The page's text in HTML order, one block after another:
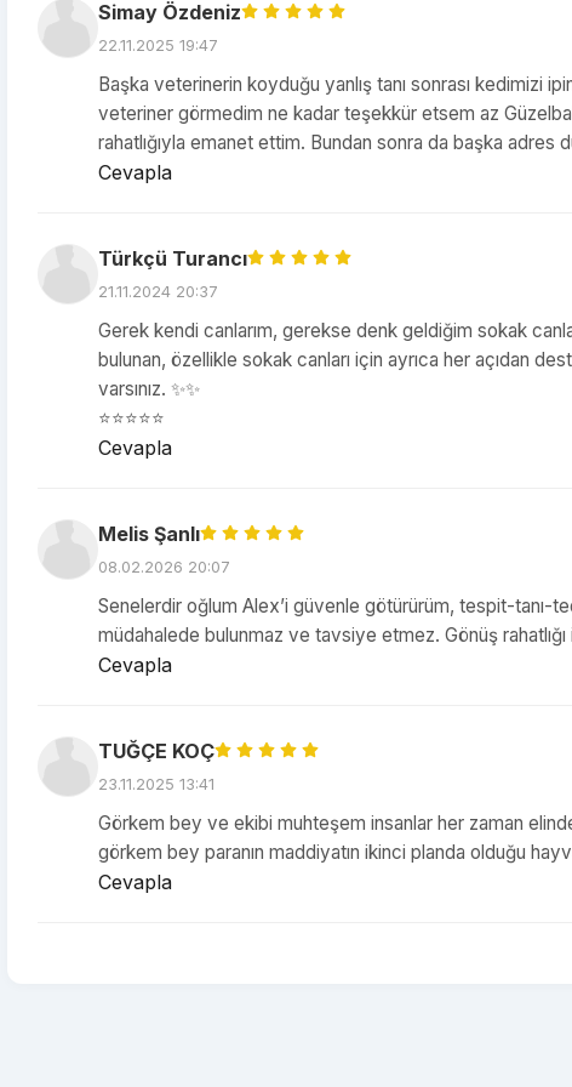
Simay Özdeniz
22.11.2025 19:47
Başka veterinerin koyduğu yanlış tanı sonrası kedimizi
veteriner görmedim ne kadar teşekkür etsem az
rahatlığıyla emanet ettim. Bundan sonra da başka adres
Cevapla
Türkçü Turancı
21.11.2024 20:37
Gerek kendi canlarım, gerekse denk geldiğim sokak
bulunan, özellikle sokak canları için ayrıca her açıdan
varsınız. ✨✨
⭐⭐⭐⭐⭐
Cevapla
Melis Şanlı
08.02.2026 20:07
Senelerdir oğlum Alex’i güvenle götürürüm, tespit-
müdahalede bulunmaz ve tavsiye etmez. Gönüş rahatlığı
Cevapla
TUĞÇE KOÇ
23.11.2025 13:41
Görkem bey ve ekibi muhteşem insanlar her zaman
görkem bey paranın maddiyatın ikinci planda olduğu
Cevapla